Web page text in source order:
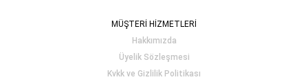
MÜŞTERİ HİZMETLERİ
Hakkımızda
Üyelik Sözleşmesi
Kvkk ve Gizlilik Politikası